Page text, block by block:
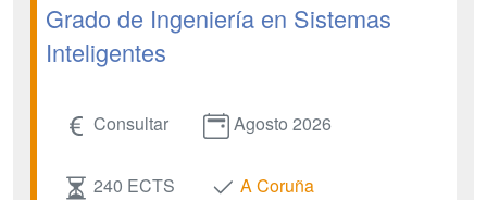
Grado de Ingeniería en Sistemas
Inteligentes
Consultar Agosto 2026
240 ECTS A Coruña